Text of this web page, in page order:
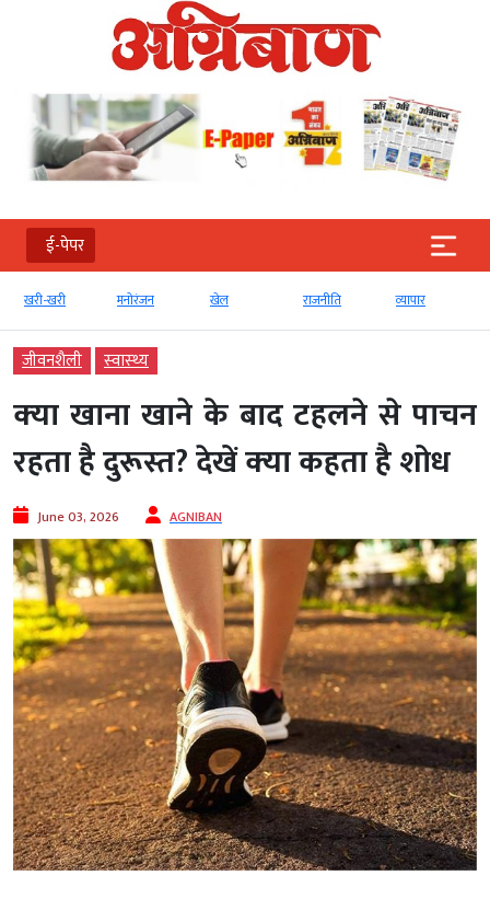
ई-पेपर
खरी-खरी मनोरंजन खेल राजनीति व्‍यापार
जीवनशैली स्‍वास्‍थ्‍य
क्‍या खाना खाने के बाद टहलने से पाचन
रहता है दुरूस्‍त? देखें क्‍या कहता है शोध
June 03, 2026 AGNIBAN